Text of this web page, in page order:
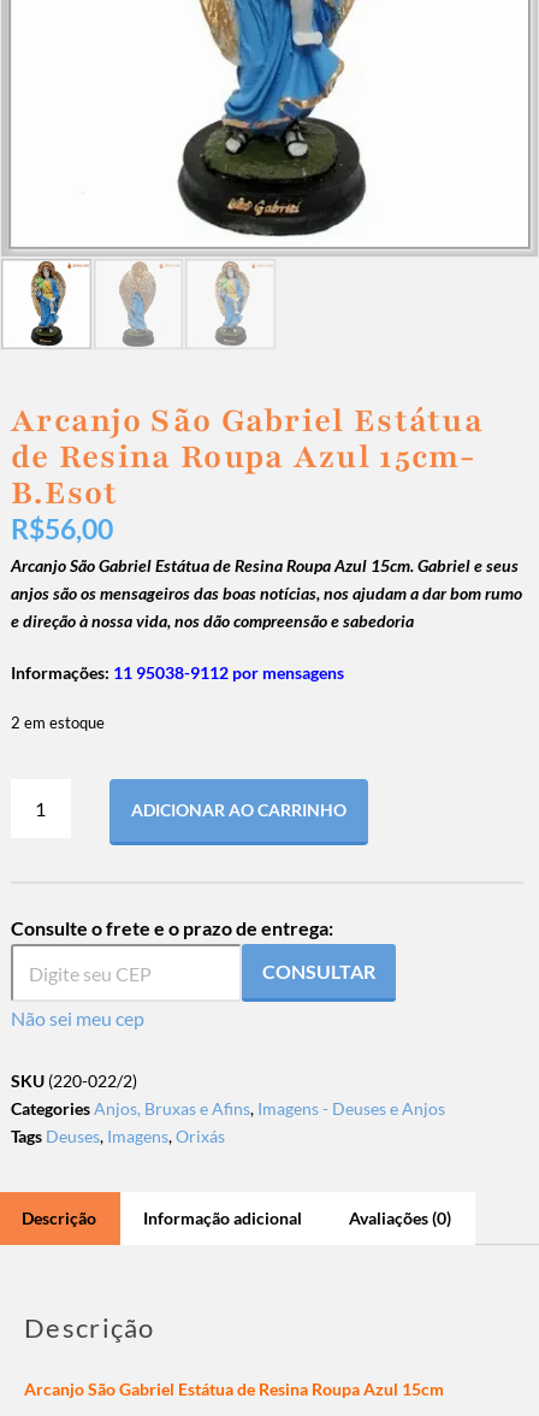
Arcanjo São Gabriel Estátua
de Resina Roupa Azul 15cm-
B.Esot
R$56,00
Arcanjo São Gabriel Estátua de Resina Roupa Azul 15cm. Gabriel e seus
anjos são os mensageiros das boas notícias, nos ajudam a dar bom rumo
e direção à nossa vida, nos dão compreensão e sabedoria
Informações: 11 95038-9112 por mensagens
2 em estoque
ADICIONAR AO CARRINHO
Consulte o frete e o prazo de entrega:
CONSULTAR
Não sei meu cep
SKU (220-022/2)
CategoriesAnjos, Bruxas e Afins, Imagens - Deuses e Anjos
Tags Deuses, Imagens,Orixás
Descrição Informação adicional Avaliações (0)
Descrição
Arcanjo São Gabriel Estátua de Resina Roupa Azul 15cm